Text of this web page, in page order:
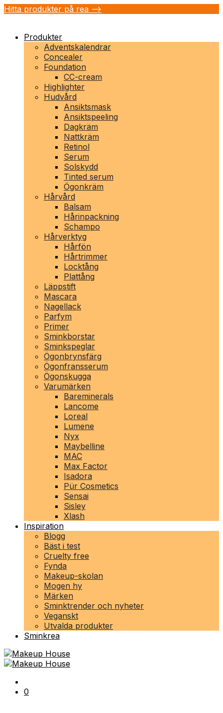
Hitta produkter på rea -->
Produkter
Adventskalendrar
Concealer
Foundation
CC-cream
Highlighter
Hudvård
Ansiktsmask
Ansiktspeeling
Dagkräm
Nattkräm
Retinol
Serum
Solskydd
Tinted serum
Ögonkräm
Hårvård
Balsam
Hårinpackning
Schampo
Hårverktyg
Hårfön
Hårtrimmer
Locktång
Plattång
Läppstift
Mascara
Nagellack
Parfym
Primer
Sminkborstar
Sminkspeglar
Ögonbrynsfärg
Ögonfransserum
Ögonskugga
Varumärken
Bareminerals
Lancome
Loreal
Lumene
Nyx
Maybelline
MAC
Max Factor
Isadora
Pür Cosmetics
Sensai
Sisley
Xlash
Inspiration
Blogg
Bäst i test
Cruelty free
Fynda
Makeup-skolan
Mogen hy
Märken
Sminktrender och nyheter
Veganskt
Utvalda produkter
Sminkrea
0